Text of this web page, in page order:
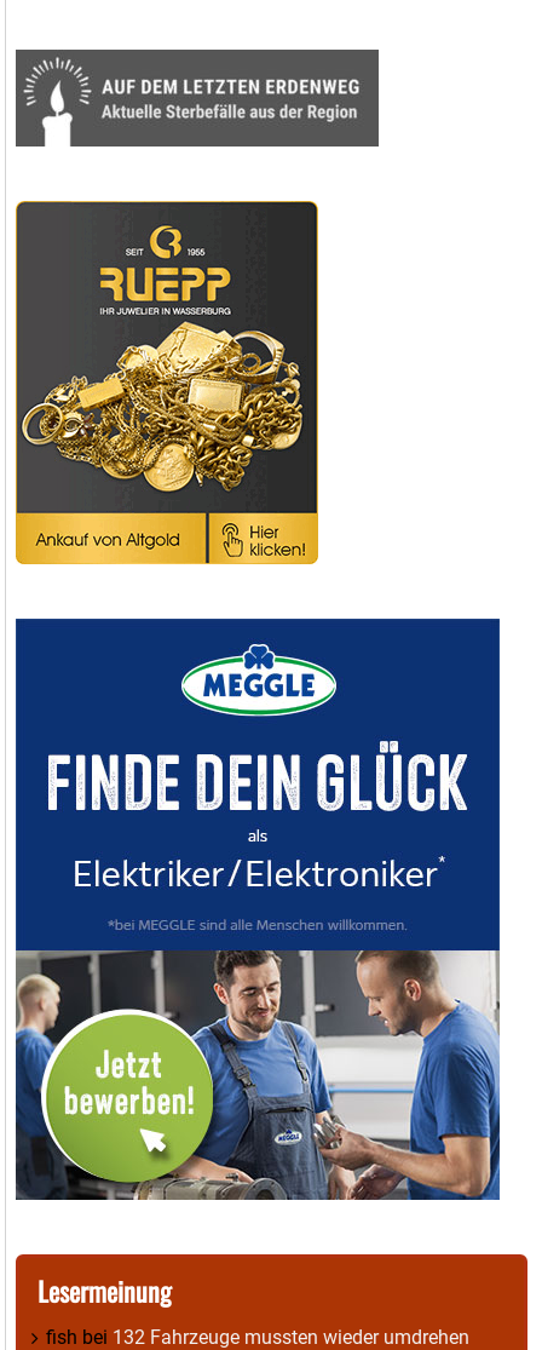
Lesermeinung
fish bei 132 Fahrzeuge mussten wieder umdrehen